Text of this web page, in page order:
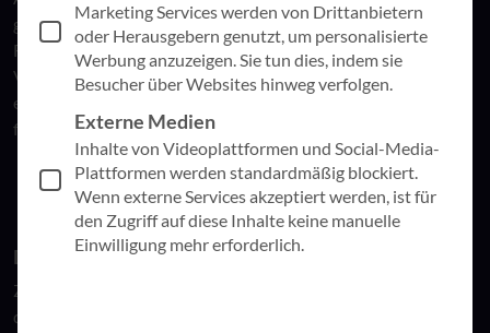
gezeigt. Thilo hat seine Erfahrungen und Tipps geteilt, wie
Führungskräfte trotz der Herausforderungen der
VUCA/BANI-Welt strategisch arbeiten können. Dabei stellte
er sieben Ideen vor, die dabei helfen sollen, mehr Ruhe zu
finden.
Die sieben Ideen für mehr Laufruhe.
Zunächst ermutigte Thilo die Teilnehmenden zu akzeptieren,
dass sie nicht alles kontrollieren können und dass sie ihren
Marketing Services werden von Drittanbietern
oder Herausgebern genutzt, um personalisierte
Werbung anzuzeigen. Sie tun dies, indem sie
Besucher über Websites hinweg verfolgen.
Externe Medien
Inhalte von Videoplattformen und Social-Media-
Plattformen werden standardmäßig blockiert.
Wenn externe Services akzeptiert werden, ist für
den Zugriff auf diese Inhalte keine manuelle
Einwilligung mehr erforderlich.